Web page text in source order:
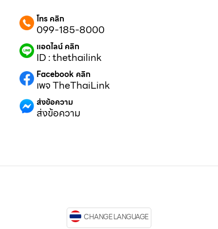
โทร คลิก
099-185-8000
แอดไลน์ คลิก
ID : thethailink
Facebook คลิก
เพจ TheThaiLink
ส่งข้อความ
ส่งข้อความ
CHANGE LANGUAGE